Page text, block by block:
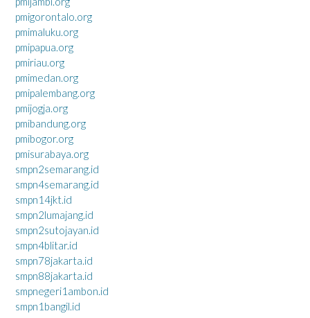
pmigorontalo.org
pmimaluku.org
pmipapua.org
pmiriau.org
pmimedan.org
pmipalembang.org
pmijogja.org
pmibandung.org
pmibogor.org
pmisurabaya.org
smpn2semarang.id
smpn4semarang.id
smpn14jkt.id
smpn2lumajang.id
smpn2sutojayan.id
smpn4blitar.id
smpn78jakarta.id
smpn88jakarta.id
smpnegeri1ambon.id
smpn1bangil.id